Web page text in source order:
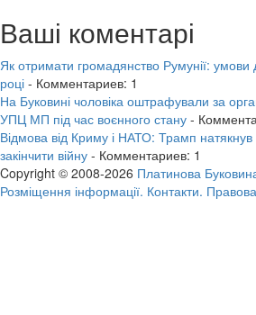
Ваші коментарі
Як отримати громадянство Румунії:
році - Комментариев: 1
На Буковині чоловіка оштрафували за
УПЦ МП під час воєнного стану -
Відмова від Криму і НАТО: Трамп
закінчити війну - Комментариев: 1
Copyright © 2008-2026 Платинова
Розміщення інформації. Контакти.